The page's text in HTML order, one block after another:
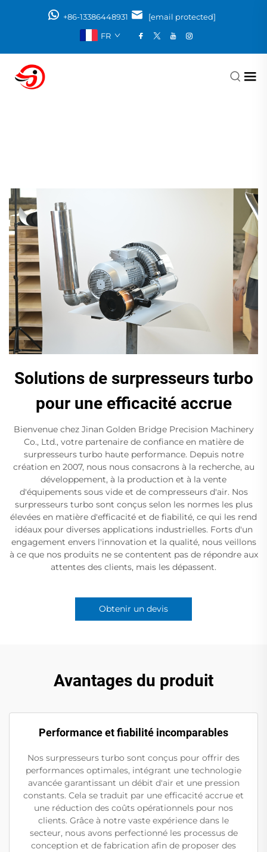
+86-13386448931
[email protected]
FR
Solutions de surpresseurs turbo
pour une efficacité accrue
Bienvenue chez Jinan Golden Bridge Precision Machinery
Co., Ltd., votre partenaire de confiance en matière de
surpresseurs turbo haute performance. Depuis notre
création en 2007, nous nous consacrons à la recherche, au
développement, à la production et à la vente
d'équipements sous vide et de compresseurs d'air. Nos
surpresseurs turbo sont conçus selon les normes les plus
élevées en matière d'efficacité et de fiabilité, ce qui les rend
idéaux pour diverses applications industrielles. Forts d'un
engagement envers l'innovation et la qualité, nous veillons
à ce que nos produits ne se contentent pas de répondre aux
attentes des clients, mais les dépassent.
Obtenir un devis
Avantages du produit
Performance et fiabilité incomparables
Nos surpresseurs turbo sont conçus pour offrir des
performances optimales, intégrant une technologie
avancée garantissant un débit d'air et une pression
constants. Cela se traduit par une efficacité accrue et
une réduction des coûts opérationnels pour nos
clients. Grâce à notre vaste expérience dans le
secteur, nous avons perfectionné les processus de
conception et de fabrication afin de proposer des